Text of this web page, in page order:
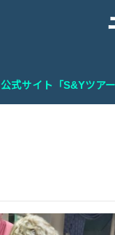
公式サイト「S&Yツア